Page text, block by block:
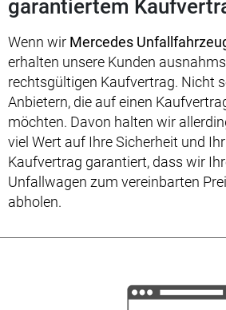
garantiertem
Wenn wir Mercedes
erhalten unsere Kunden
rechtsgültigen Kaufvertrag. Nicht
Anbietern, die auf einen
möchten. Davon halten wir
viel Wert auf Ihre Sicherheit und
Kaufvertrag garantiert, dass wir
Unfallwagen zum vereinbarten
abholen.